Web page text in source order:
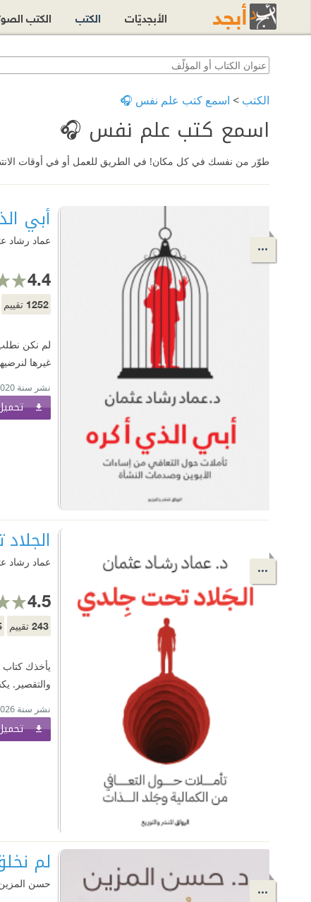
الكتب > اسمع كتب علم نفس 🎧
اسمع كتب علم نفس 🎧
طوّر من نفسك في كل مكان! في الطريق للعمل أو في أوقات
أبي
عماد رشاد
4.4
1252 تقييم
لم نكن
غيرها
نشر سنة 2020
عماد رشاد
4.5
243 تقييم
يأخذك كتاب
والتقصير.
نشر سنة 2026
لم
حسن
الأبجديّات الكتب الكتب